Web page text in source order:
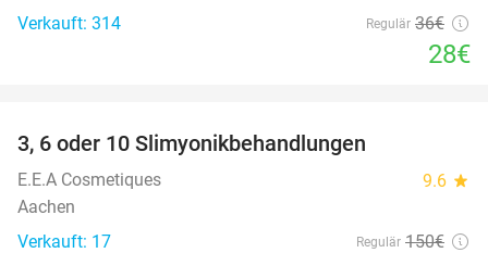
Verkauft: 314
Regulär 36€
28€
3, 6 oder 10 Slimyonikbehandlungen
E.E.A Cosmetiques 9.6 star
Aachen
Verkauft: 17
Regulär 150€